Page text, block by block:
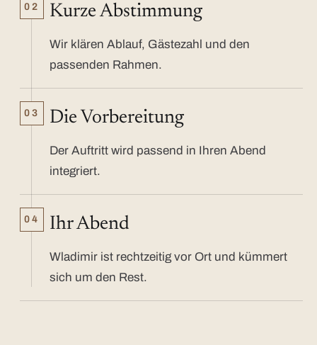
02 Kurze Abstimmung
Wir klären Ablauf, Gästezahl und den
passenden Rahmen.
03 Die Vorbereitung
Der Auftritt wird passend in Ihren Abend
integriert.
04 Ihr Abend
Wladimir ist rechtzeitig vor Ort und kümmert
sich um den Rest.